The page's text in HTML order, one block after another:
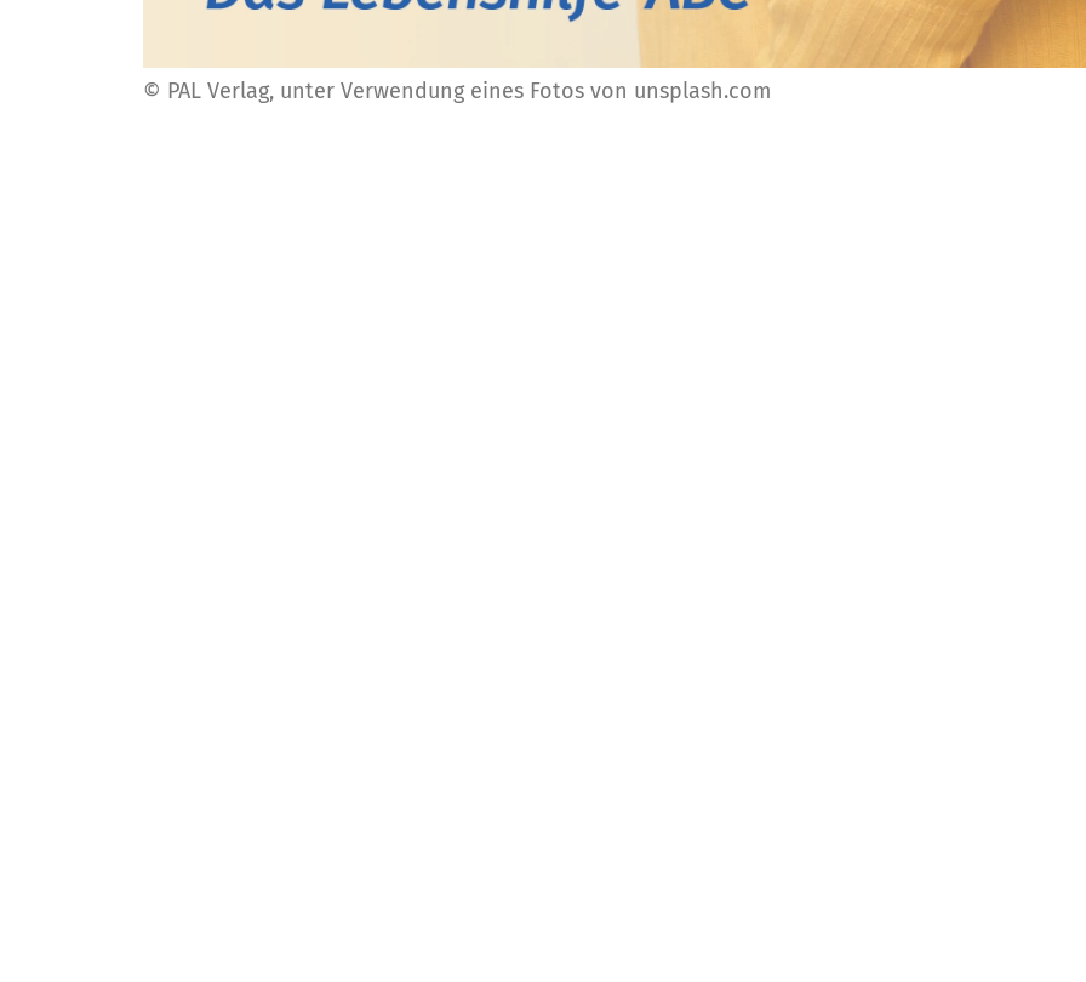
© PAL Verlag, unter Verwendung eines Fotos von unsplash.com